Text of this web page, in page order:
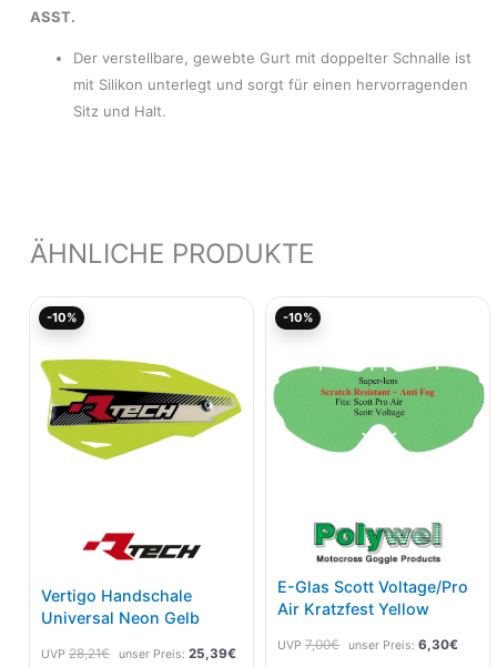
ASST.
Der verstellbare, gewebte Gurt mit doppelter Schnalle ist
mit Silikon unterlegt und sorgt für einen hervorragenden
Sitz und Halt.
ÄHNLICHE PRODUKTE
-10%
Vertigo Handschale
Universal Neon Gelb
UVP 28,21€ unser Preis: 25,39€
Aktueller
-10%
E-Glas Scott Voltage/Pro
Air Kratzfest Yellow
UVP 7,00€ unser Preis: 6,30€